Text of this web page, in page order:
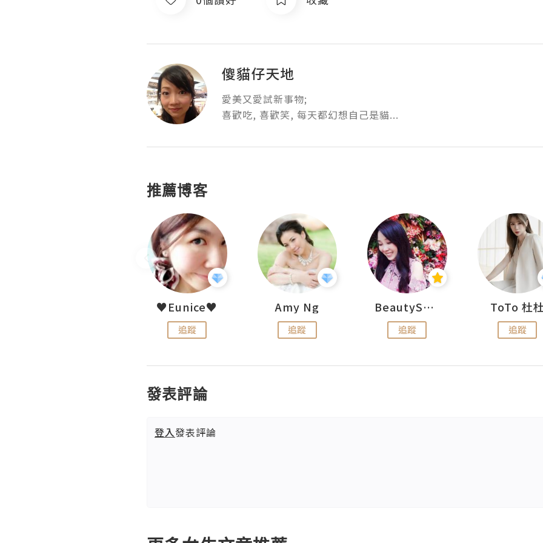
傻貓仔天地
愛美又愛試新事物;
喜歡吃, 喜歡笑, 每天都幻想自己是貓...
推薦博客
♥Eunice♥
追蹤
Amy Ng
追蹤
BeautySearch
追蹤
ToTo 杜
追蹤
發表評論
登入發表評論